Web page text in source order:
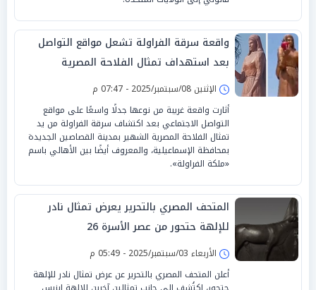
واقعة سرقة الفراولة تشعل مواقع التواصل
بعد استهداف تمثال الفلاحة المصرية
الإثنين 08/سبتمبر/2025 - 07:47 م
أثارت واقعة غريبة من نوعها جدلًا واسعًا على مواقع
التواصل الاجتماعي بعد اكتشاف سرقة الفراولة من يد
تمثال الفلاحة المصرية الشهير بمدينة القصاصين الجديدة
بمحافظة الإسماعيلية، والمعروف أيضًا بين الأهالي باسم
«ملكة الفراولة».
المتحف المصري بالتحرير يعرض تمثال نادر
للإلهة حتحور من عصر الأسرة 26
الأربعاء 03/سبتمبر/2025 - 05:49 م
أعلن المتحف المصري بالتحرير عن عرض تمثال نادر للإلهة